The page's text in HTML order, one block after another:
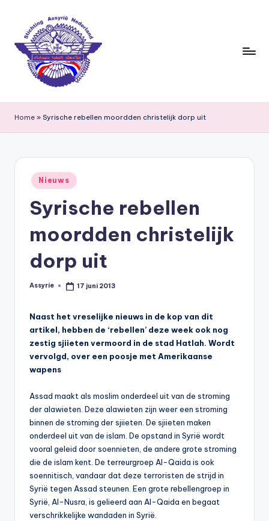
ti
c
h
Home » Syrische rebellen moordden christelijk dorp uit
Geplaatst
in
Nieuws
Syrische rebellen
moordden christelijk
dorp uit
Geplaatst
Assyrie 17 juni 2013
Naast het vreselijke nieuws in de kop van dit
artikel, hebben de ‘rebellen’ deze week ook nog
zestig sjiieten vermoord in de stad Hatlah. Wordt
vervolgd, over een poosje met Amerikaanse
wapens
Assad maakt als moslim onderdeel uit van de stroming
der alawieten. Deze alawieten zijn weer een stroming
binnen de stroming der sjiieten. De sjiieten maken
onderdeel uit van de islam. De opstand in Syrië wordt
vooral geleid door soennieten, de andere grote stroming
die de islam kent. De terreurgroep Al-Qaida is ook
soennitisch, vandaar dat deze terroristen de strijd in
Syrië tegen Assad steunen. Een grote rebellengroep in
Syrië, Al-Nusra, is gelieerd aan Al-Qaida en begaat
verschrikkelijke wandaden in Syrië.